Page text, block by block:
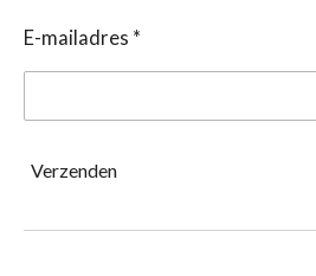
E-mailadres *
Verzenden